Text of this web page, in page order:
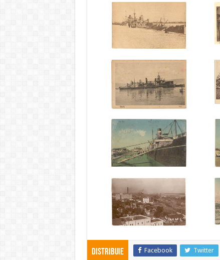
Distribuie Facebook Twitter